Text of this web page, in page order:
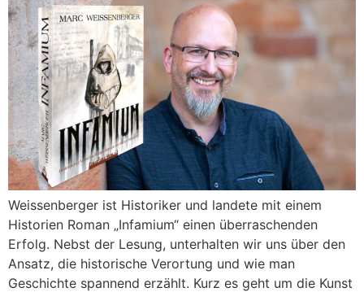
Weissenberger ist Historiker und landete mit einem
Historien Roman „Infamium“ einen überraschenden
Erfolg. Nebst der Lesung, unterhalten wir uns über den
Ansatz, die historische Verortung und wie man
Geschichte spannend erzählt. Kurz es geht um die Kunst